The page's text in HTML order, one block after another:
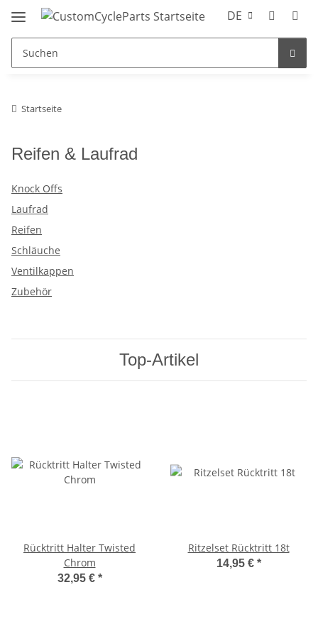
DE
Startseite
Reifen & Laufrad
Knock Offs
Laufrad
Reifen
Schläuche
Ventilkappen
Zubehör
Top-Artikel
Rücktritt Halter Twisted
Chrom
32,95 € *
Ritzelset Rücktritt 18t
14,95 € *